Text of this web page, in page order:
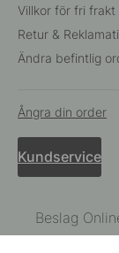
Villkor för fri frakt
Retur &
Ändra befintlig
Ångra din order
Kundservice
Beslag